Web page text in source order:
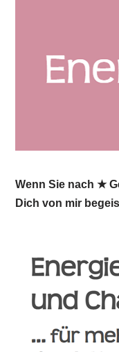
Wenn Sie nach ★
Dich von mir